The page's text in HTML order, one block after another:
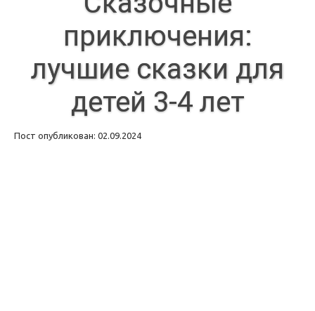
приключения:
лучшие сказки для
детей 3-4 лет
Пост опубликован: 02.09.2024